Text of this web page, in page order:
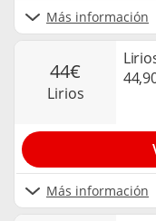
Más información
44€
lirios
Más información